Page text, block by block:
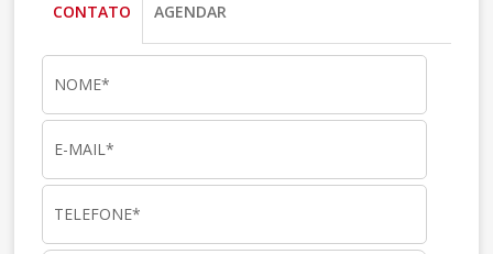
CONTATO AGENDAR